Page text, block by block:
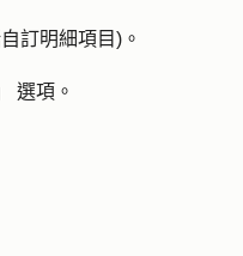
訂明細項目)。
選項。